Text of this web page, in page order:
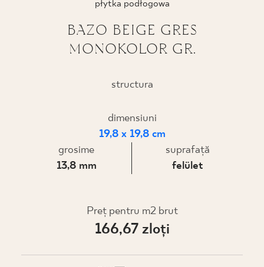
UNDE PUTEȚI CUMPĂRA
DESPRE NOI
PROFILUL MEU
EN SK DE UK
płytka podłogowa
BAZO BEIGE GRES
MONOKOLOR GR.
structura
dimensiuni
19,8 x 19,8 cm
grosime
13,8 mm
suprafaţă
felület
Preț pentru m2 brut
166,67 zloţi